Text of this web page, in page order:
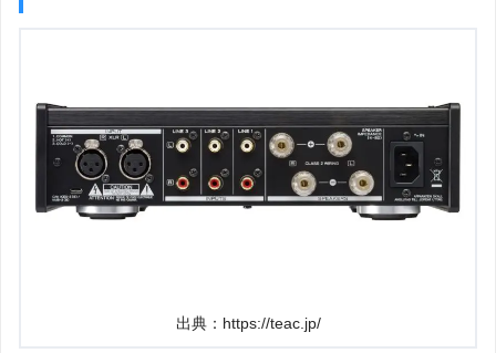
出典：https://teac.jp/